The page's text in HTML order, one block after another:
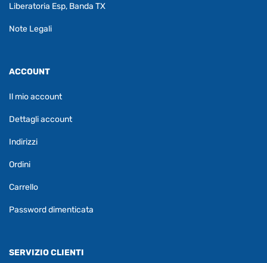
Liberatoria Esp, Banda TX
Note Legali
ACCOUNT
Il mio account
Dettagli account
Indirizzi
Ordini
Carrello
Password dimenticata
SERVIZIO CLIENTI